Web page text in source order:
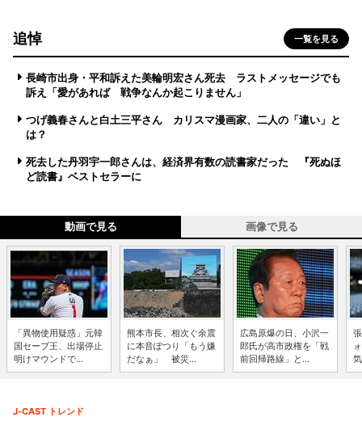
追悼 一覧を見る
長崎市出身・平和訴えた美輪明宏さん死去 ラストメッセージでも
訴え「愛があれば 戦争なんか起こりません」
つげ義春さんと白土三平さん カリスマ漫画家、二人の「違い」と
は？
死去した丹羽宇一郎さんは、経済界有数の読書家だった 『死ぬほ
ど読書』ベストセラーに
動画で見る 画像で見る
「異物使用疑惑」元韓
国セーブ王、出場停止
明けマウンドで...
熊本市長、相次ぐ余震
に本音ぽつり「もう嫌
だなぁ」 被災...
広島原爆の日、小沢一
郎氏が高市政権を「戦
前回帰路線」と...
J-CAST トレンド